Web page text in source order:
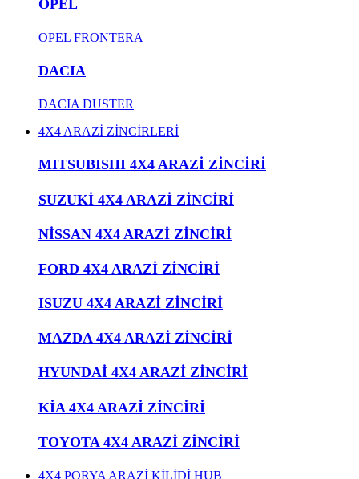
OPEL
OPEL FRONTERA
DACIA
DACIA DUSTER
4X4 ARAZİ ZİNCİRLERİ
MITSUBISHI 4X4 ARAZİ ZİNCİRİ
SUZUKİ 4X4 ARAZİ ZİNCİRİ
NİSSAN 4X4 ARAZİ ZİNCİRİ
FORD 4X4 ARAZİ ZİNCİRİ
ISUZU 4X4 ARAZİ ZİNCİRİ
MAZDA 4X4 ARAZİ ZİNCİRİ
HYUNDAİ 4X4 ARAZİ ZİNCİRİ
KİA 4X4 ARAZİ ZİNCİRİ
TOYOTA 4X4 ARAZİ ZİNCİRİ
4X4 PORYA ARAZİ KİLİDİ HUB